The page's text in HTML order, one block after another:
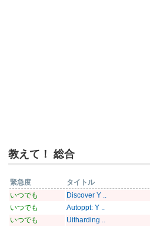
教えて！ 総合
緊急度 タイトル
いつでも
Discover Y ..
いつでも
Autoppt: Y ..
いつでも
Uitharding ..